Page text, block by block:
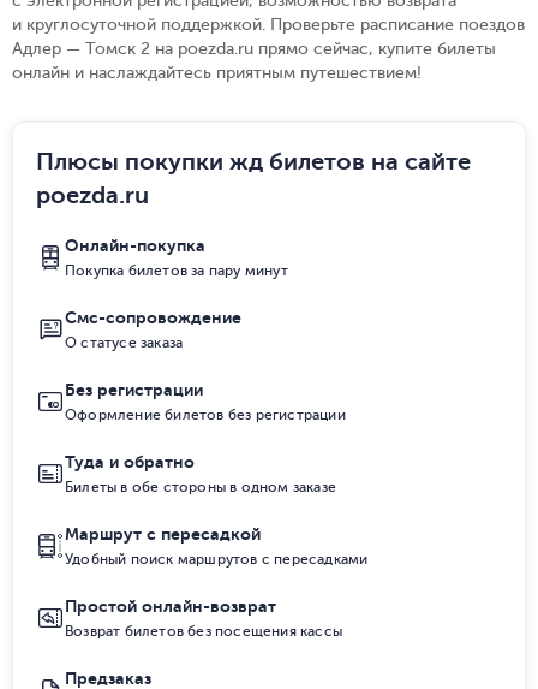
и круглосуточной поддержкой. Проверьте расписание поездов
Адлер — Томск 2 на poezda.ru прямо сейчас, купите билеты
онлайн и наслаждайтесь приятным путешествием!
Плюсы покупки жд билетов на сайте
poezda.ru
Онлайн-покупка
Покупка билетов за пару минут
Смс-сопровождение
О статусе заказа
Без регистрации
Оформление билетов без регистрации
Туда и обратно
Билеты в обе стороны в одном заказе
Маршрут с пересадкой
Удобный поиск маршрутов с пересадками
Простой онлайн-возврат
Возврат билетов без посещения кассы
Предзаказ